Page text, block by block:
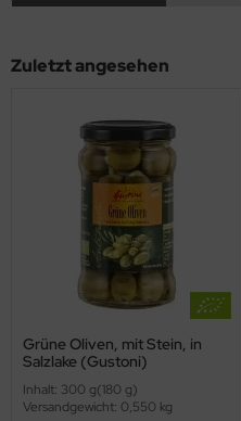
Zuletzt angesehen
Grüne Oliven, mit Stein, in
Salzlake (Gustoni)
Inhalt: 300 g(180 g)
Versandgewicht: 0,550 kg